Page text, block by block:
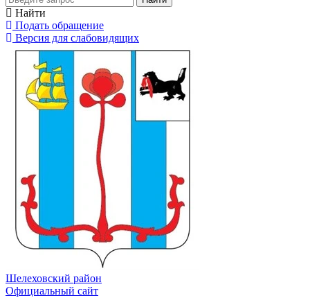
Найти
Подать обращение
Версия для слабовидящих
Шелеховский район
Официальный сайт